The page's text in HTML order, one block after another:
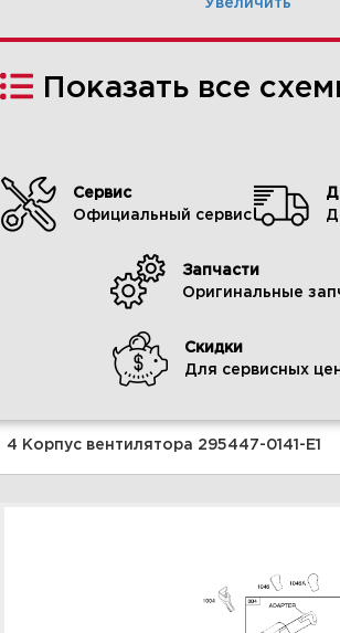
Увеличить
5 Распределительный
коленчатый вал, цилиндр,
295447-0141-E1
Показать все
Сервис
Официальный сервис
Запчасти
Оригинальные
Скидки
Для сервисных
4 Корпус вентилятора 295447-0141-E1